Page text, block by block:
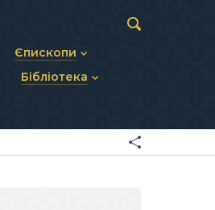
Єпископи
Діючі єпископи
Бібліотека
Матеріали Синодів